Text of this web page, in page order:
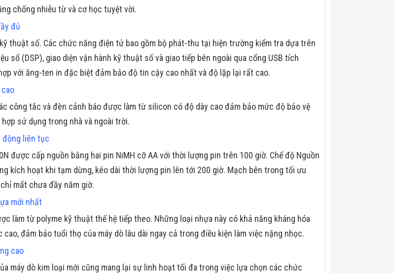
chống nhiễu từ và cơ học tuyệt vời.
đủ
thuật số. Các chức năng điện tử bao gồm bộ phát-thu tại hiện trường kiểm tra dựa trên
số (DSP), giao diện vận hành kỹ thuật số và giao tiếp bên ngoài qua cổng USB tích
với ăng-ten in đặc biệt đảm bảo độ tin cậy cao nhất và độ lặp lại rất cao.
công tắc và đèn cảnh báo được làm từ silicon có độ dày cao đảm bảo mức độ bảo vệ
sử dụng trong nhà và ngoài trời.
động liên tục
được cấp nguồn bằng hai pin NiMH cỡ AA với thời lượng pin trên 100 giờ. Chế độ Nguồn
kích hoạt khi tạm dừng, kéo dài thời lượng pin lên tới 200 giờ. Mạch bên trong tối ưu
mất chưa đầy năm giờ.
mới nhất
làm từ polyme kỹ thuật thế hệ tiếp theo. Những loại nhựa này có khả năng kháng hóa
cao, đảm bảo tuổi thọ của máy dò lâu dài ngay cả trong điều kiện làm việc nặng nhọc.
cao
máy dò kim loại mới cũng mang lại sự linh hoạt tối đa trong việc lựa chọn các chức